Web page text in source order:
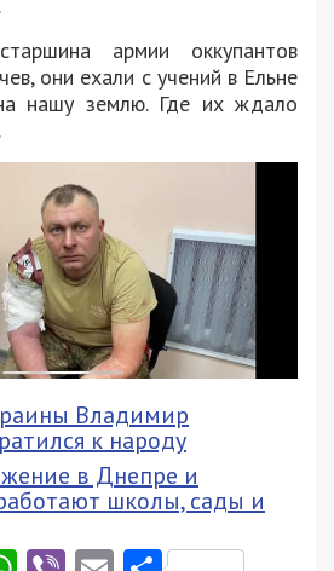
армии оккупантов
они ехали с учений в Ельне
нашу землю. Где их ждало
Владимир
к народу
в Днепре и
школы, сады и